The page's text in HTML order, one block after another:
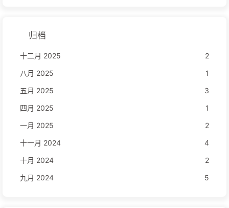
归档
十二月 2025
2
八月 2025
1
五月 2025
3
四月 2025
1
一月 2025
2
十一月 2024
4
十月 2024
2
九月 2024
5